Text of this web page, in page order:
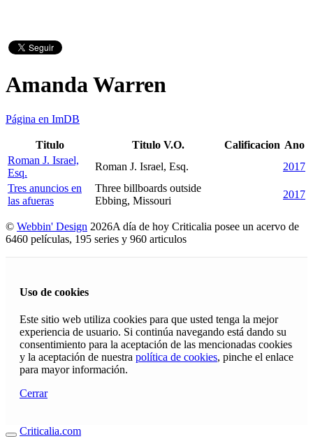
Amanda Warren
Página en ImDB
Titulo Titulo V.O. Calificacion Ano
Roman J. Israel,
Esq.
Roman J. Israel, Esq.
2017
Tres anuncios en
las afueras
Three billboards outside
Ebbing, Missouri
2017
© Webbin' Design 2026A día de hoy Criticalia posee un acervo de
6460 películas, 195 series y 960 articulos
Uso de cookies
Este sitio web utiliza cookies para que usted tenga la mejor
experiencia de usuario. Si continúa navegando está dando su
consentimiento para la aceptación de las mencionadas cookies
y la aceptación de nuestra política de cookies, pinche el enlace
para mayor información.
Cerrar
Criticalia.com